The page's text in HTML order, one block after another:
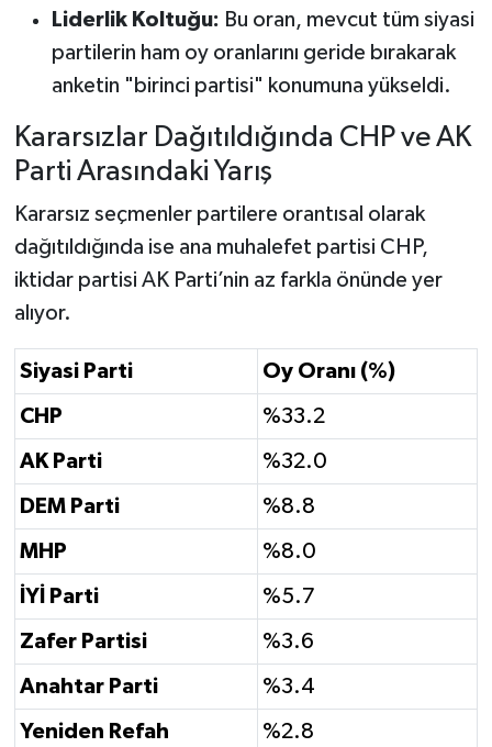
Liderlik Koltuğu: Bu oran, mevcut tüm siyasi
partilerin ham oy oranlarını geride bırakarak
anketin "birinci partisi" konumuna yükseldi.
Kararsızlar Dağıtıldığında CHP ve AK
Parti Arasındaki Yarış
Kararsız seçmenler partilere orantısal olarak
dağıtıldığında ise ana muhalefet partisi CHP,
iktidar partisi AK Parti’nin az farkla önünde yer
alıyor.
Siyasi Parti Oy Oranı (%)
CHP %33.2
AK Parti %32.0
DEM Parti %8.8
MHP %8.0
İYİ Parti %5.7
Zafer Partisi %3.6
Anahtar Parti %3.4
Yeniden Refah %2.8